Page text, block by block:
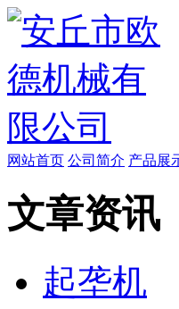
网站首页 公司简介 产品展
文章资讯
起垄机